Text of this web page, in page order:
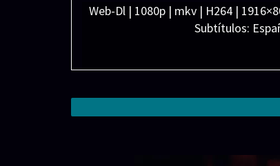
Web-Dl | 1080p | mkv | H264 |
Subtítulos: